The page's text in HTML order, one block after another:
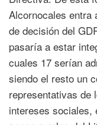
Alcornocales entra
de decisión del
pasaría a estar
cuales 17 serían
siendo el resto un
representativas de
intereses